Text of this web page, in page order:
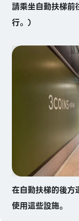
請乘坐自動扶梯
行。）
在自動扶梯的後方
使用這些設施。